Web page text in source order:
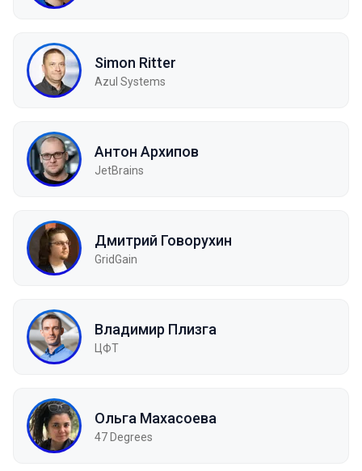
Simon Ritter
Azul Systems
Антон Архипов
JetBrains
Дмитрий Говорухин
GridGain
Владимир Плизга
ЦФТ
Ольга Махасоева
47 Degrees